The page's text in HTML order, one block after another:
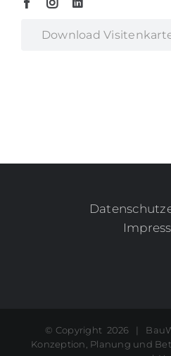
Download
© Copyright 2026 |
Konzeption, Planung und